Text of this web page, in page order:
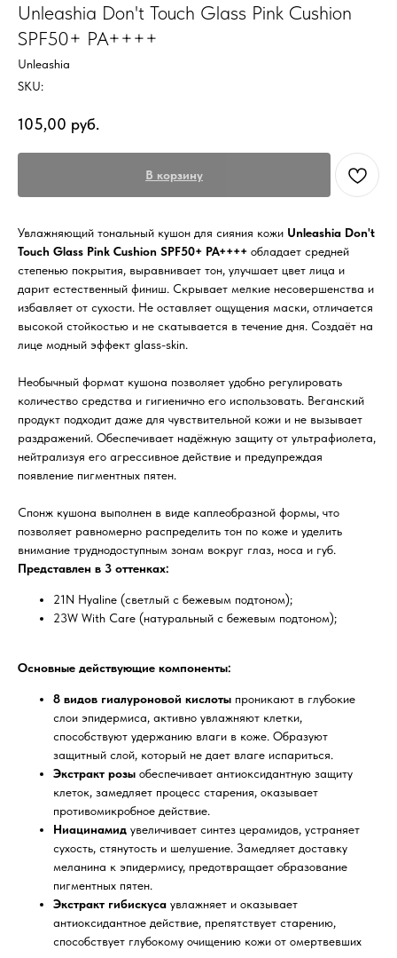
Unleashia Don't Touch Glass Pink Cushion
SPF50+ PA++++
Unleashia
SKU:
105,00 руб.
В корзину
Увлажняющий тональный кушон для сияния кожи Unleashia Don't
Touch Glass Pink Cushion SPF50+ PA++++ обладает средней
степенью покрытия, выравнивает тон, улучшает цвет лица и
дарит естественный финиш. Скрывает мелкие несовершенства и
избавляет от сухости. Не оставляет ощущения маски, отличается
высокой стойкостью и не скатывается в течение дня. Создаёт на
лице модный эффект glass-skin.
Необычный формат кушона позволяет удобно регулировать
количество средства и гигиенично его использовать. Веганский
продукт подходит даже для чувствительной кожи и не вызывает
раздражений. Обеспечивает надёжную защиту от ультрафиолета,
нейтрализуя его агрессивное действие и предупреждая
появление пигментных пятен.
Спонж кушона выполнен в виде каплеобразной формы, что
позволяет равномерно распределить тон по коже и уделить
внимание труднодоступным зонам вокруг глаз, носа и губ.
Представлен в 3 оттенках:
21N Hyaline (светлый с бежевым подтоном);
23W With Care (натуральный с бежевым подтоном);
Основные действующие компоненты:
8 видов гиалуроновой кислоты проникают в глубокие
слои эпидермиса, активно увлажняют клетки,
способствуют удержанию влаги в коже. Образуют
защитный слой, который не дает влаге испариться.
Экстракт розы обеспечивает антиоксидантную защиту
клеток, замедляет процесс старения, оказывает
противомикробное действие.
Ниацинамид увеличивает синтез церамидов, устраняет
сухость, стянутость и шелушение. Замедляет доставку
меланина к эпидермису, предотвращает образование
пигментных пятен.
Экстракт гибискуса увлажняет и оказывает
антиоксидантное действие, препятствует старению,
способствует глубокому очищению кожи от омертвевших